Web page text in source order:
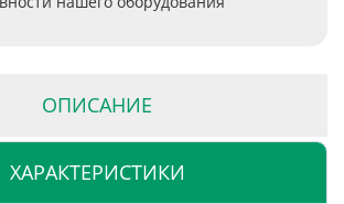
ОПИСАНИЕ
ХАРАКТЕРИСТИКИ